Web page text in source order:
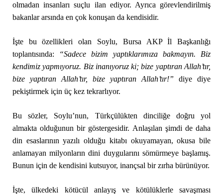
olmadan insanları suçlu ilan ediyor. Ayrıca görevlendirilmiş
bakanlar arsında en çok konuşan da kendisidir.
İşte bu özellikleri olan Soylu, Bursa AKP İl Başkanlığı
toplantısında:
“Sadece bizim yaptıklarımıza bakmayın. Biz
kendimiz yapmıyoruz. Biz inanıyoruz ki; bize yaptıran Allah’tır,
bize yaptıran Allah’tır, bize yaptıran Allah’tır!” diye diye
pekiştirmek için üç kez tekrarlıyor.
Bu sözler, Soylu’nun, Türkçülükten dinciliğe doğru yol
almakta olduğunun bir göstergesidir. Anlaşılan şimdi de daha
din esaslarının yazılı olduğu kitabı okuyamayan, okusa bile
anlamayan milyonların dini duygularını sömürmeye başlamış.
Bunun için de kendisini kutsuyor, inançsal bir zırha bürünüyor.
İşte, ülkedeki kötücül anlayış ve kötülüklerle savaşması